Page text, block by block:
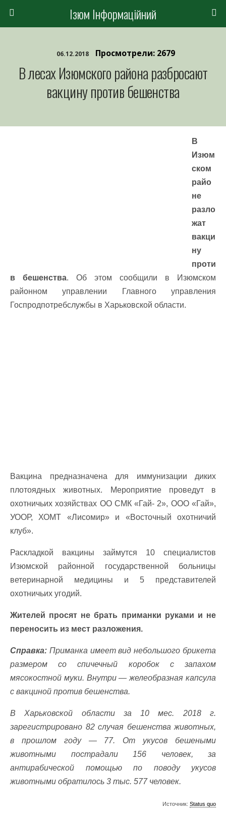
Ізюм Інформаційний
06.12.2018 Просмотрели: 2679
В лесах Изюмского района разбросают
вакцину против бешенства
В
Изюм
ском
райо
не
разло
жат
вакци
ну
проти
в бешенства. Об этом сообщили в Изюмском
районном управлении Главного управления
Госпродпотребслужбы в Харьковской области.
Вакцина предназначена для иммунизации диких
плотоядных животных. Мероприятие проведут в
охотничьих хозяйствах ОО СМК «Гай- 2», ООО «Гай»,
УООР, ХОМТ «Лисомир» и «Восточный охотничий
клуб».
Раскладкой вакцины займутся 10 специалистов
Изюмской районной государственной больницы
ветеринарной медицины и 5 представителей
охотничьих угодий.
Жителей просят не брать приманки руками и не
переносить из мест разложения.
Справка: Приманка имеет вид небольшого брикета
размером со спичечный коробок с запахом
мясокостной муки. Внутри — желеобразная капсула
с вакциной против бешенства.
В Харьковской области за 10 мес. 2018 г.
зарегистрировано 82 случая бешенства животных,
в прошлом году — 77. От укусов бешеными
животными пострадали 156 человек, за
антирабической помощью по поводу укусов
животными обратилось 3 тыс. 577 человек.
Источник: Status quo